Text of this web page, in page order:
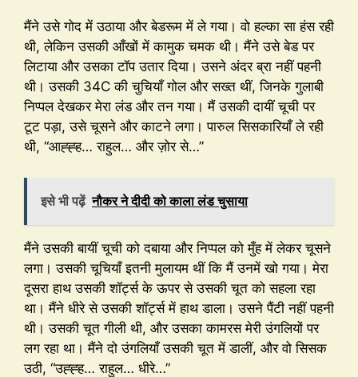
मैंने उसे गोद में उठाया और बेडरूम में ले गया। वो हल्का सा हंस रही
थी, लेकिन उसकी आँखों में कामुक चमक थी। मैंने उसे बेड पर
लिटाया और उसका टॉप उतार दिया। उसने अंदर ब्रा नहीं पहनी
थी। उसकी 34C की चुचियाँ गोल और सख्त थीं, जिनके गुलाबी
निप्पल देखकर मेरा लंड और तन गया। मैं उसकी दायीं चूची पर
टूट पड़ा, उसे चूसने और काटने लगा। पारुल सिसकारियाँ ले रही
थी, “आह्ह्ह… राहुल… और ज़ोर से…”
इसे भी पढ़ें नौकर ने दीदी को काला लंड चुसाया
मैंने उसकी बायीं चूची को दबाया और निप्पल को मुँह में लेकर चूसने
लगा। उसकी चूचियाँ इतनी मुलायम थीं कि मैं उनमें खो गया। मेरा
दूसरा हाथ उसकी शॉर्ट्स के ऊपर से उसकी चूत को सहला रहा
था। मैंने धीरे से उसकी शॉर्ट्स में हाथ डाला। उसने पैंटी नहीं पहनी
थी। उसकी चूत गीली थी, और उसका कामरस मेरी उंगलियों पर
लग रहा था। मैंने दो उंगलियाँ उसकी चूत में डालीं, और वो सिसक
उठी, “उह्ह्ह… राहुल… धीरे…”